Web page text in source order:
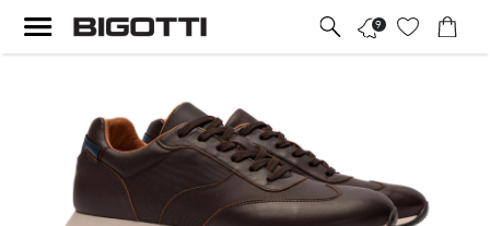
9